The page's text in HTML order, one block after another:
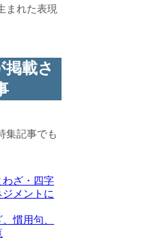
まれた表現
掲載さ
集記事でも
ざ・四字
メントに
慣用句、